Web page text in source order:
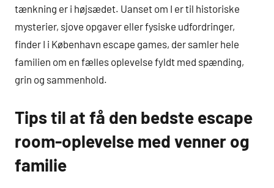
tænkning er i højsædet. Uanset om I er til historiske
mysterier, sjove opgaver eller fysiske udfordringer,
finder I i København escape games, der samler hele
familien om en fælles oplevelse fyldt med spænding,
grin og sammenhold.
Tips til at få den bedste escape
room-oplevelse med venner og
familie